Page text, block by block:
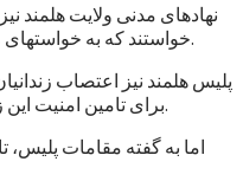
نهادهای مدنی ولایت هلمند
خواستند که به خواستهای مشروع زندانیان پاسخ مثبت داده شود.
پلیس هلمند نیز اعتصاب
برای تامین امنیت این زندان، شمار بیشتری نیرو فرستاده اند.
اما به گفته مقامات